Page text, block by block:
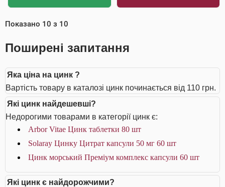
Показано 10 з 10
Поширені запитання
Яка ціна на цинк ?
Вартість товару в каталозі цинк починається від 110 грн.
Які цинк найдешевші?
Недорогими товарами в категорії цинк є:
Arbor Vitae Цинк таблетки 80 шт
Solaray Цинку Цитрат капсули 50 мг 60 шт
Цинк морський Преміум комплекс капсули 60 шт
Які цинк є найдорожчими?